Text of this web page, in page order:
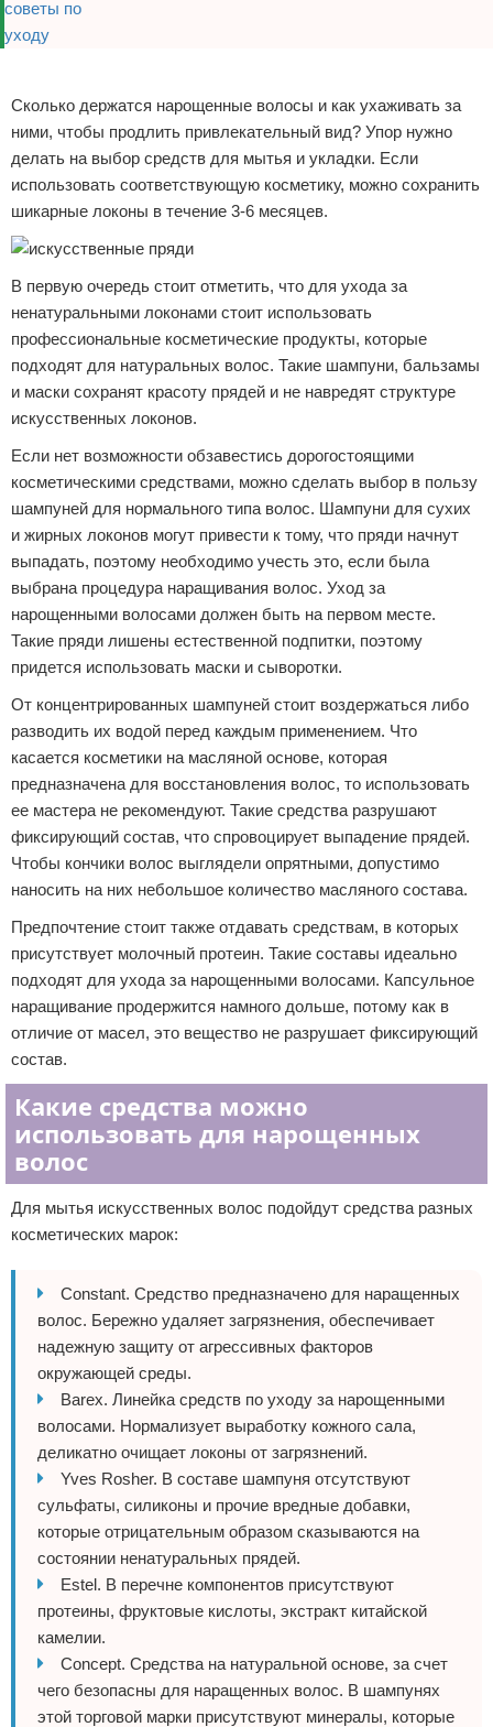
Сколько держатся нарощенные волосы и как ухаживать за
ними, чтобы продлить привлекательный вид? Упор нужно
делать на выбор средств для мытья и укладки. Если
использовать соответствующую косметику, можно сохранить
шикарные локоны в течение 3-6 месяцев.
В первую очередь стоит отметить, что для ухода за
ненатуральными локонами стоит использовать
профессиональные косметические продукты, которые
подходят для натуральных волос. Такие шампуни, бальзамы
и маски сохранят красоту прядей и не навредят структуре
искусственных локонов.
Если нет возможности обзавестись дорогостоящими
косметическими средствами, можно сделать выбор в пользу
шампуней для нормального типа волос. Шампуни для сухих
и жирных локонов могут привести к тому, что пряди начнут
выпадать, поэтому необходимо учесть это, если была
выбрана процедура наращивания волос. Уход за
нарощенными волосами должен быть на первом месте.
Такие пряди лишены естественной подпитки, поэтому
придется использовать маски и сыворотки.
От концентрированных шампуней стоит воздержаться либо
разводить их водой перед каждым применением. Что
касается косметики на масляной основе, которая
предназначена для восстановления волос, то использовать
ее мастера не рекомендуют. Такие средства разрушают
фиксирующий состав, что спровоцирует выпадение прядей.
Чтобы кончики волос выглядели опрятными, допустимо
наносить на них небольшое количество масляного состава.
Предпочтение стоит также отдавать средствам, в которых
присутствует молочный протеин. Такие составы идеально
подходят для ухода за нарощенными волосами. Капсульное
наращивание продержится намного дольше, потому как в
отличие от масел, это вещество не разрушает фиксирующий
состав.
Какие средства можно
использовать для нарощенных
волос
Для мытья искусственных волос подойдут средства разных
косметических марок:
Constant. Средство предназначено для наращенных
волос. Бережно удаляет загрязнения, обеспечивает
надежную защиту от агрессивных факторов
окружающей среды.
Barex. Линейка средств по уходу за нарощенными
волосами. Нормализует выработку кожного сала,
деликатно очищает локоны от загрязнений.
Yves Rosher. В составе шампуня отсутствуют
сульфаты, силиконы и прочие вредные добавки,
которые отрицательным образом сказываются на
состоянии ненатуральных прядей.
Estel. В перечне компонентов присутствуют
протеины, фруктовые кислоты, экстракт китайской
камелии.
Concept. Средства на натуральной основе, за счет
чего безопасны для наращенных волос. В шампунях
этой торговой марки присутствуют минералы, которые